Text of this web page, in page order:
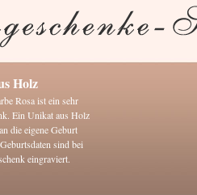
Holz
Rosa ist ein sehr
Ein Unikat aus Holz
die eigene Geburt
sind bei
eingraviert.